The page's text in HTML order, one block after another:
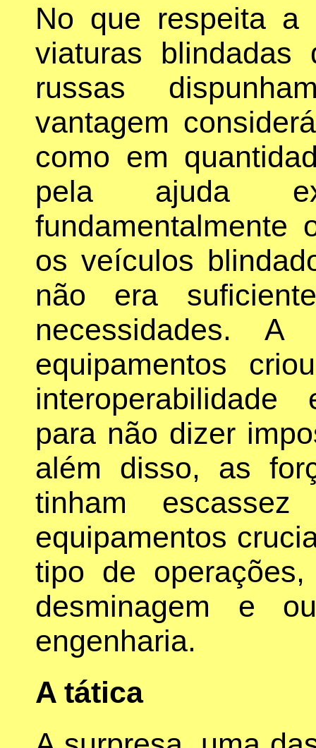
No que respeita
viaturas
russas
vantagem
como em
pela ajuda
fundamentalmente
os veículos
não era
necessidades.
equipamentos
para não dizer
além disso, as
tinham
equipamentos
tipo de
desminagem e
engenharia.
A tática